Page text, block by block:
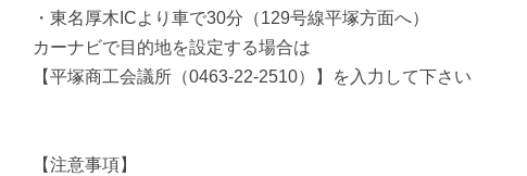
・東名厚木ICより車で30分（129号線平塚方面へ）
カーナビで目的地を設定する場合は
【平塚商工会議所（0463-22-2510）】を入力して下さい
【注意事項】